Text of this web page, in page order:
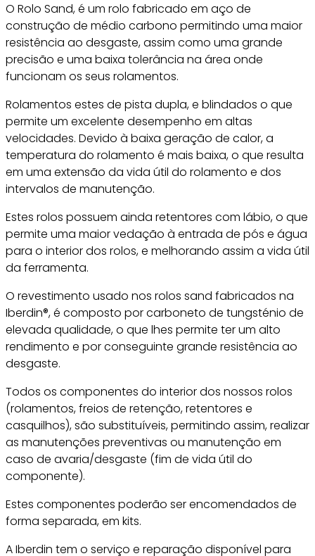
O Rolo Sand, é um rolo fabricado em aço de
construção de médio carbono permitindo uma maior
resistência ao desgaste, assim como uma grande
precisão e uma baixa tolerância na área onde
funcionam os seus rolamentos.
Rolamentos estes de pista dupla, e blindados o que
permite um excelente desempenho em altas
velocidades. Devido à baixa geração de calor, a
temperatura do rolamento é mais baixa, o que resulta
em uma extensão da vida útil do rolamento e dos
intervalos de manutenção.
Estes rolos possuem ainda retentores com lábio, o que
permite uma maior vedação à entrada de pós e água
para o interior dos rolos, e melhorando assim a vida útil
da ferramenta.
O revestimento usado nos rolos sand fabricados na
Iberdin®, é composto por carboneto de tungsténio de
elevada qualidade, o que lhes permite ter um alto
rendimento e por conseguinte grande resistência ao
desgaste.
Todos os componentes do interior dos nossos rolos
(rolamentos, freios de retenção, retentores e
casquilhos), são substituíveis, permitindo assim, realizar
as manutenções preventivas ou manutenção em
caso de avaria/desgaste (fim de vida útil do
componente).
Estes componentes poderão ser encomendados de
forma separada, em kits.
A Iberdin tem o serviço e reparação disponível para